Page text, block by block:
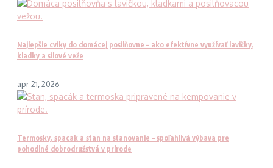
Najlepšie cviky do domácej posilňovne – ako efektívne využívať lavičky,
kladky a silové veže
apr 21, 2026
Termosky, spacak a stan na stanovanie – spoľahlivá výbava pre
pohodlné dobrodružstvá v prírode